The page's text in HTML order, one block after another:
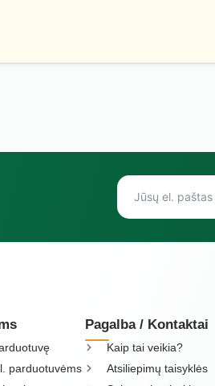
parduotuvėms
Pagalba / Kontaktai
Kaip tai veikia?
Atsiliepimų taisyklės